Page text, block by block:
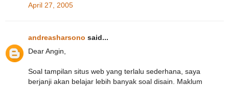
April 27, 2005
andreasharsono said...
Dear Angin,
Soal tampilan situs web yang terlalu sederhana, saya
berjanji akan belajar lebih banyak soal disain. Maklum